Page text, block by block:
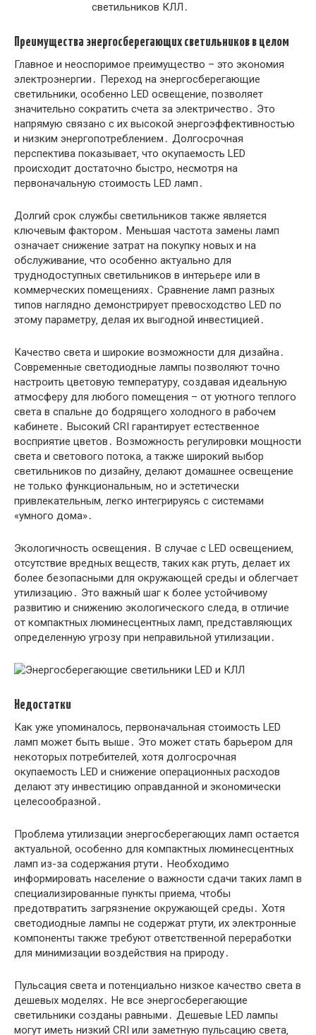
светильников КЛЛ․
Преимущества энергосберегающих светильников в целом
Главное и неоспоримое преимущество – это экономия
электроэнергии․ Переход на энергосберегающие
светильники‚ особенно LED освещение‚ позволяет
значительно сократить счета за электричество․ Это
напрямую связано с их высокой энергоэффективностью
и низким энергопотреблением․ Долгосрочная
перспектива показывает‚ что окупаемость LED
происходит достаточно быстро‚ несмотря на
первоначальную стоимость LED ламп․
Долгий срок службы светильников также является
ключевым фактором․ Меньшая частота замены ламп
означает снижение затрат на покупку новых и на
обслуживание‚ что особенно актуально для
труднодоступных светильников в интерьере или в
коммерческих помещениях․ Сравнение ламп разных
типов наглядно демонстрирует превосходство LED по
этому параметру‚ делая их выгодной инвестицией․
Качество света и широкие возможности для дизайна․
Современные светодиодные лампы позволяют точно
настроить цветовую температуру‚ создавая идеальную
атмосферу для любого помещения – от уютного теплого
света в спальне до бодрящего холодного в рабочем
кабинете․ Высокий CRI гарантирует естественное
восприятие цветов․ Возможность регулировки мощности
света и светового потока‚ а также широкий выбор
светильников по дизайну‚ делают домашнее освещение
не только функциональным‚ но и эстетически
привлекательным‚ легко интегрируясь с системами
«умного дома»․
Экологичность освещения․ В случае с LED освещением‚
отсутствие вредных веществ‚ таких как ртуть‚ делает их
более безопасными для окружающей среды и облегчает
утилизацию․ Это важный шаг к более устойчивому
развитию и снижению экологического следа‚ в отличие
от компактных люминесцентных ламп‚ представляющих
определенную угрозу при неправильной утилизации․
Недостатки
Как уже упоминалось‚ первоначальная стоимость LED
ламп может быть выше․ Это может стать барьером для
некоторых потребителей‚ хотя долгосрочная
окупаемость LED и снижение операционных расходов
делают эту инвестицию оправданной и экономически
целесообразной․
Проблема утилизации энергосберегающих ламп остается
актуальной‚ особенно для компактных люминесцентных
ламп из-за содержания ртути․ Необходимо
информировать население о важности сдачи таких ламп в
специализированные пункты приема‚ чтобы
предотвратить загрязнение окружающей среды․ Хотя
светодиодные лампы не содержат ртути‚ их электронные
компоненты также требуют ответственной переработки
для минимизации воздействия на природу․
Пульсация света и потенциально низкое качество света в
дешевых моделях․ Не все энергосберегающие
светильники созданы равными․ Дешевые LED лампы
могут иметь низкий CRI или заметную пульсацию света‚